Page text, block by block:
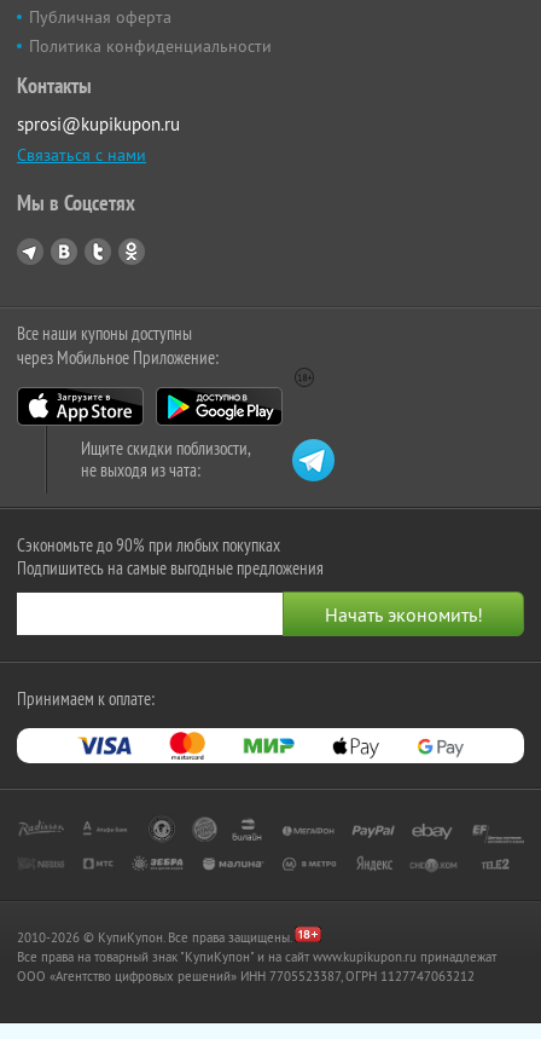
Публичная оферта
Политика конфиденциальности
Контакты
sprosi@kupikupon.ru
Связаться с нами
Мы в Соцсетях
Все наши купоны доступны
через Мобильное Приложение:
Ищите скидки поблизости,
не выходя из чата:
Сэкономьте до 90% при любых покупках
Подпишитесь на самые выгодные предложения
Принимаем к оплате:
2010-2026 © КупиКупон. Все права защищены.
Все права на товарный знак "КупиКупон" и на сайт www.kupikupon.ru принадлежат
OOO «Агентство цифровых решений» ИНН 7705523387, ОГРН 1127747063212